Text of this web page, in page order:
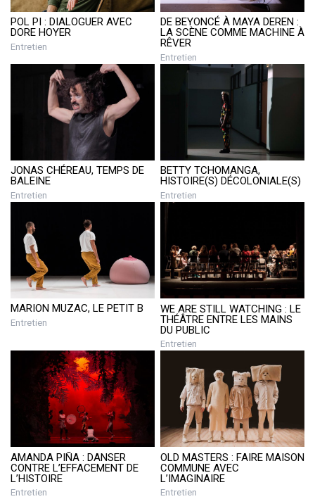
POL PI : DIALOGUER AVEC
DORE HOYER
Entretien
DE BEYONCÉ À MAYA DEREN :
LA SCÈNE COMME MACHINE À
RÊVER
Entretien
JONAS CHÉREAU, TEMPS DE
BALEINE
Entretien
BETTY TCHOMANGA,
HISTOIRE(S) DÉCOLONIALE(S)
Entretien
MARION MUZAC, LE PETIT B
Entretien
WE ARE STILL WATCHING : LE
THÉÂTRE ENTRE LES MAINS
DU PUBLIC
Entretien
AMANDA PIÑA : DANSER
CONTRE L’EFFACEMENT DE
L’HISTOIRE
Entretien
OLD MASTERS : FAIRE MAISON
COMMUNE AVEC
L’IMAGINAIRE
Entretien